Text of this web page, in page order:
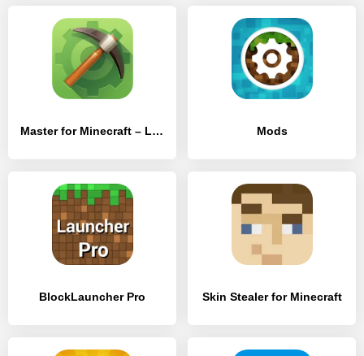
Master for Minecraft – Launcher Mods
BlockLauncher Pro Skin Stealer for Minecraft